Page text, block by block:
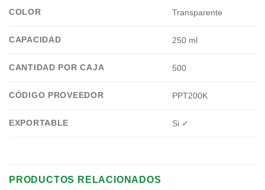
COLOR Transparente
CAPACIDAD 250 ml
CANTIDAD POR CAJA 500
CÓDIGO PROVEEDOR PPT200K
EXPORTABLE Si ✓
PRODUCTOS RELACIONADOS